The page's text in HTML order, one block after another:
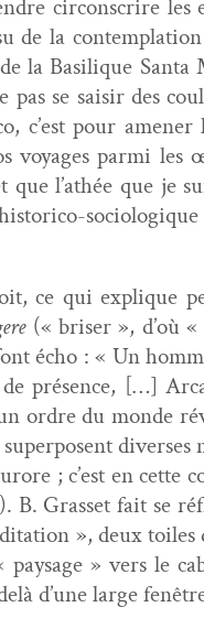
cir­con­scrire les
de la
la Basilique
se saisir des
c’est pour amen­er
voy­ages par­mi les
l’athée que je
ce qui explique
(« bris­er », d’où «
écho : « Un
présence, […]
ordre du monde
divers­es
; c’est en
B. Gras­set fait se
», deux
» vers le
d’une large